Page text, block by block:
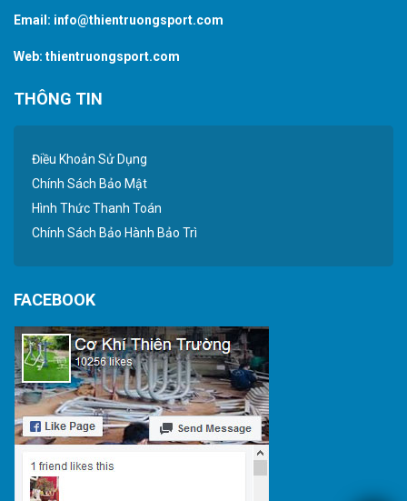
Email: info@thientruongsport.com
Web: thientruongsport.com
THÔNG TIN
Điều Khoản Sử Dụng
Chính Sách Bảo Mật
Hình Thức Thanh Toán
Chính Sách Bảo Hành Bảo Trì
FACEBOOK